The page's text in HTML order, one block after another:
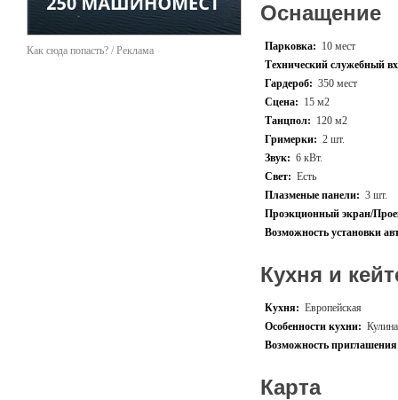
Как сюда попасть? / Реклама
проведения свадьбы, то
танцу, по заказу
обручальных колец, а в
на праздник будет
бармен шоу. Ресторан
свадеб или других
Выбирая в Москве
профессиональных
разработку
Чем еще привлекателен
банкетов даже с большим
гораздо больше гостей,
«Dark planet» можно
буквально грандиозное
ни в чем здесь не будет
мероприятий «под ключ»,
оформление банкетных
Оснащение
Парковка: 10 мест
Технический служебный
Гардероб: 350 мест
Сцена: 15 м2
Танцпол: 120 м2
Гримерки: 2 шт.
Звук: 6 кВт.
Свет: Есть
Плазменые панели: 3 шт.
Проэкционный экран/
Возможность установки
Кухня и
Кухня: Европейская
Особенности кухни:
Возможность приглашения
Карта